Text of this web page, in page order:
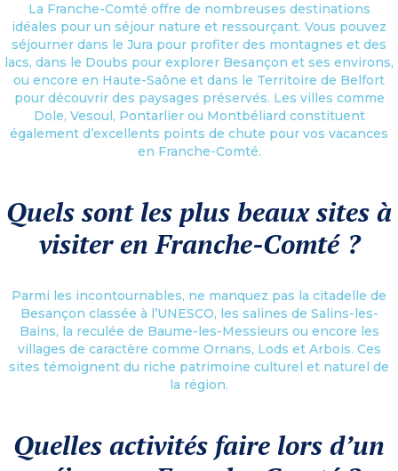
La Franche-Comté offre de nombreuses destinations
idéales pour un séjour nature et ressourçant. Vous pouvez
séjourner dans le Jura pour profiter des montagnes et des
lacs, dans le Doubs pour explorer Besançon et ses environs,
ou encore en Haute-Saône et dans le Territoire de Belfort
pour découvrir des paysages préservés. Les villes comme
Dole, Vesoul, Pontarlier ou Montbéliard constituent
également d’excellents points de chute pour vos vacances
en Franche-Comté.
Quels sont les plus beaux sites à
visiter en Franche-Comté ?
Parmi les incontournables, ne manquez pas la citadelle de
Besançon classée à l’UNESCO, les salines de Salins-les-
Bains, la reculée de Baume-les-Messieurs ou encore les
villages de caractère comme Ornans, Lods et Arbois. Ces
sites témoignent du riche patrimoine culturel et naturel de
la région.
Quelles activités faire lors d’un